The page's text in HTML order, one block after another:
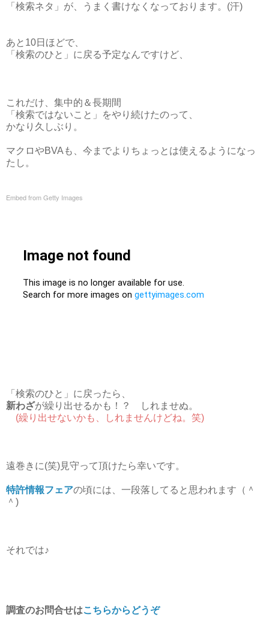
「検索ネタ」が、うまく書けなくなっております。(汗)
あと10日ほどで、
「検索のひと」に戻る予定なんですけど、
これだけ、集中的＆長期間
「検索ではないこと」をやり続けたのって、
かなり久しぶり。
マクロやBVAも、今までよりちょっとは使えるようになっ
たし。
Embed from Getty Images
「検索のひと」に戻ったら、
新わざが繰り出せるかも！？ しれませぬ。
(繰り出せないかも、しれませんけどね。笑)
遠巻きに(笑)見守って頂けたら幸いです。
特許情報フェアの頃には、一段落してると思われます（＾
＾)
それでは♪
調査のお問合せはこちらからどうぞ